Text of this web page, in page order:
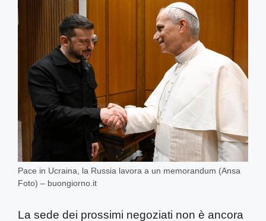
Pace in Ucraina, la Russia lavora a un memorandum (Ansa
Foto) – buongiorno.it
La sede dei prossimi negoziati non è ancora